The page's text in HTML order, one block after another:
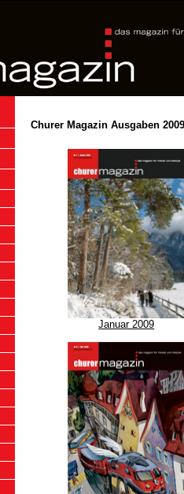
Churer Magazin Ausgaben 2009
Januar 2009